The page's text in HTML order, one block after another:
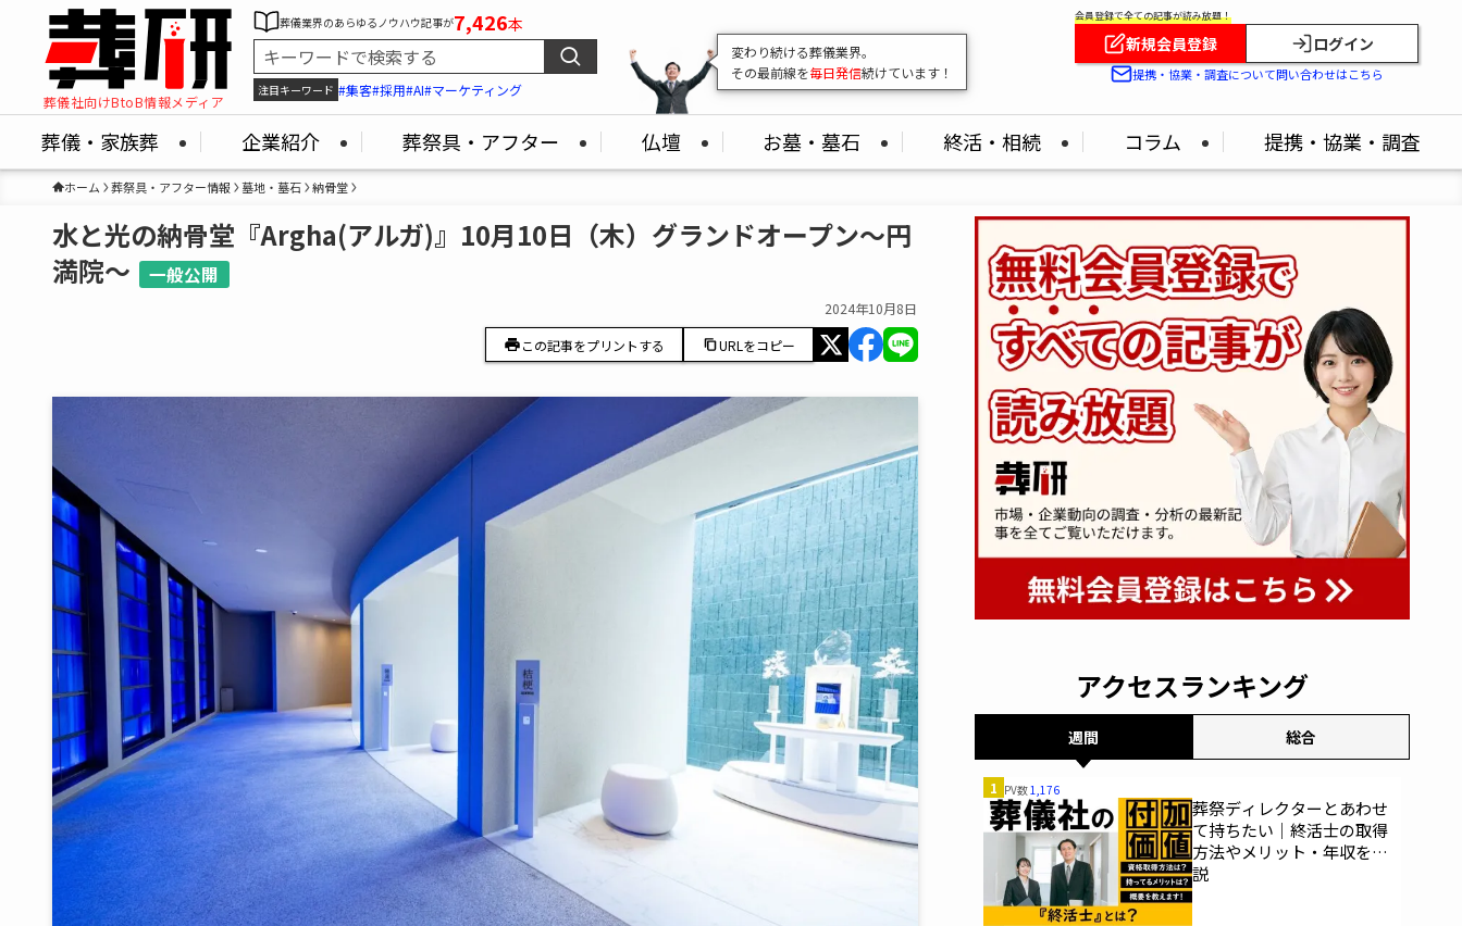
葬儀社向けBtoB情報メディア
葬儀業界のあらゆるノウハウ記事が7,426本
注目キーワード #集客#採用#AI#マーケティング
変わり続ける葬儀業界。
その最前線を毎日発信続けています！
会員登録で全ての記事が読み放題！
新規会員登録 ログイン
提携・協業・調査について問い合わせはこちら
葬儀・家族葬 企業紹介 葬祭具・アフター 仏壇 お墓・墓石 終活・相続 コラム 提携・協業・調査
ホーム 葬祭具・アフター情報 墓地・墓石 納骨堂
水と光の納骨堂『Argha(アルガ)』10月10日（木）グランドオープン～円
満院～
一般公開
2024年10月8日
この記事をプリントする
URLをコピー
アクセスランキング
週間 総合
1 PV数1,176
葬祭ディレクターとあわせ
て持ちたい｜終活士の取得
方法やメリット・年収を解
説